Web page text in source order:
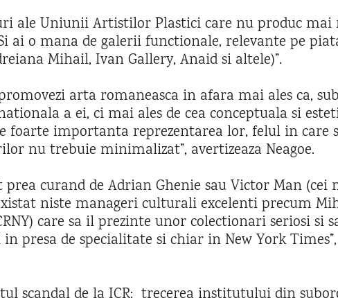
ale Uniunii Artistilor Plastici care nu produc mai
ai o mana de galerii functionale, relevante pe
Mihail, Ivan Gallery, Anaid si altele)”.
arta romaneasca in afara mai ales ca,
a ei, ci mai ales de cea conceptuala si
importanta reprezentarea lor, felul in care
nu trebuie minimalizat”, avertizeaza Neagoe.
prea curand de Adrian Ghenie sau Victor Man
niste manageri culturali excelenti precum
care sa il prezinte unor colectionari seriosi
presa de specialitate si chiar in New York